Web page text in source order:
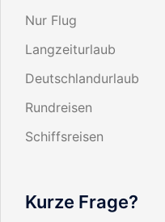
Nur Flug
Langzeiturlaub
Deutschlandurlaub
Rundreisen
Schiffsreisen
Kurze Frage?